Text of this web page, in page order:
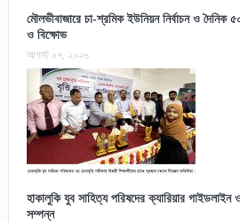
মৌলভীবাজারে চা-শ্রমিক ইউনিয়ন নির্বাচন ও দৈনিক
ও বিক্ষোভ
আগস্ট ০৭, ২০২৬
হাকালুকি যুব সাহিত্য পরিষদের ক্যারিয়ার গাইডলাইন
সম্পন্ন